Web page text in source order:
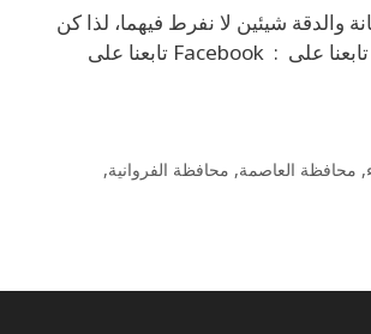
والدقة شيئين لا نفرط فيهما، لذا كن
مطمئنًا فنحن الاختيار المناسب، للحجز والاستعلام يرجى فقط الاتصال عبر الأرقام المرفقة. تابعنا على : Facebook تابعنا على
, محافظة العاصمة, محافظة الفروانية,